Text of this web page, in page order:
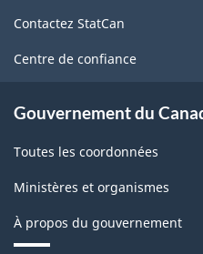
ce
site
Contactez StatCan
Centre de confiance
Gouvernement du
Toutes les coordonnées
Ministères et organismes
À propos du gouvernement